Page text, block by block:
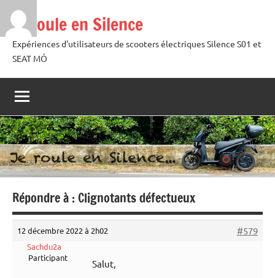
Aller
contenu
Je roule en Silence
Expériences d'utilisateurs de scooters électriques Silence S01 et
SEAT MÓ
Répondre à : Clignotants défectueux
12 décembre 2022 à 2h02 #579
Sachdu2a
Participant
Salut,